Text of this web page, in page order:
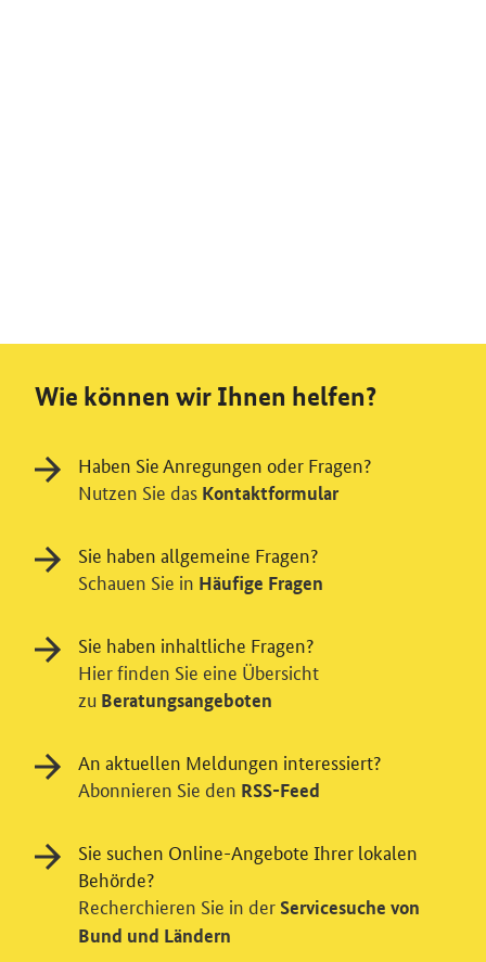
Einwilligung in Tracking und / oder
Videodienst
Wie können wir Ihnen helfen?
Haben Sie Anregungen oder Fragen?
Nutzen Sie das Kontaktformular
Sie haben allgemeine Fragen?
Schauen Sie in Häufige Fragen
Sie haben inhaltliche Fragen?
Hier finden Sie eine Übersicht
zu Beratungsangeboten
An aktuellen Meldungen interessiert?
Abonnieren Sie den RSS-Feed
Sie suchen Online-Angebote Ihrer lokalen
Behörde?
Recherchieren Sie in der Servicesuche von
Bund und Ländern